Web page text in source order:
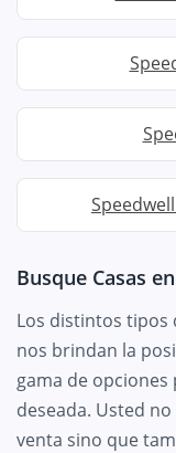
Busque Casas
Los distintos tipos
nos brindan la
gama de
deseada. Usted
venta sino que